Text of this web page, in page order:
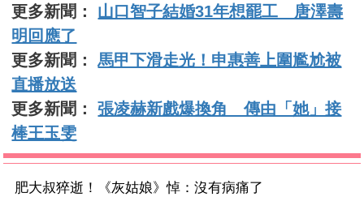
更多新聞： 山口智子結婚31年想罷工 唐澤壽
明回應了
更多新聞：馬甲下滑走光！申惠善上圍尷尬被
直播放送
更多新聞：張凌赫新戲爆換角 傳由「她」接
棒王玉雯
肥大叔猝逝！《灰姑娘》悼：沒有病痛了